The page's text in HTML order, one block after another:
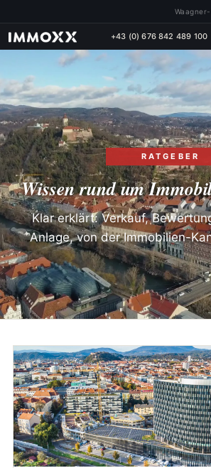
+43 (0) 676 842 489 100
RATGEBER
Wissen rund um
Klar erklärt: Verkauf,
Anlage, von der Immobilien-